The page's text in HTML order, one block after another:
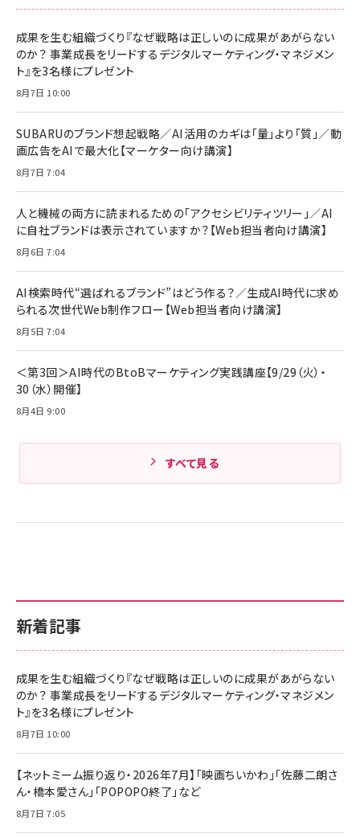
新着記事
成果を生む組織づくり『なぜ戦略は正しいのに成果があがらない
のか？ 事業成長をリードするデジタルマーケティング・マネジメン
ト』を3名様にプレゼント
8月7日 10:00
【ネットミーム振り返り・2026年7月】「映画ちいかわ」「佐藤二朗さ
ん・橋本愛さん」「POPOPO終了」など
8月7日 7:05
成果を生む組織づくり『なぜ戦略は正しいのに成果があがらない
のか？ 事業成長をリードするデジタルマーケティング・マネジメン
ト』を3名様にプレゼント
8月7日 10:00
SUBARUのブランド想起戦略／AI活用のカギは「量」より「質」／動
画広告をAIで最大化【マーケター向け講演】
8月7日 7:04
人と機械の両方に読まれるための「アクセシビリティツリー」／AI
に自社ブランドは表示されていますか？【Web担当者向け講演】
8月6日 7:04
AI検索時代“選ばれるブランド”はどう作る？／生成AI時代に求め
られる次世代Web制作フロー【Web担当者向け講演】
8月5日 7:04
＜第3回＞AI時代のBtoBマーケティング実践講座【9/29（火）・
30（水）開催】
8月4日 9:00
すべて見る